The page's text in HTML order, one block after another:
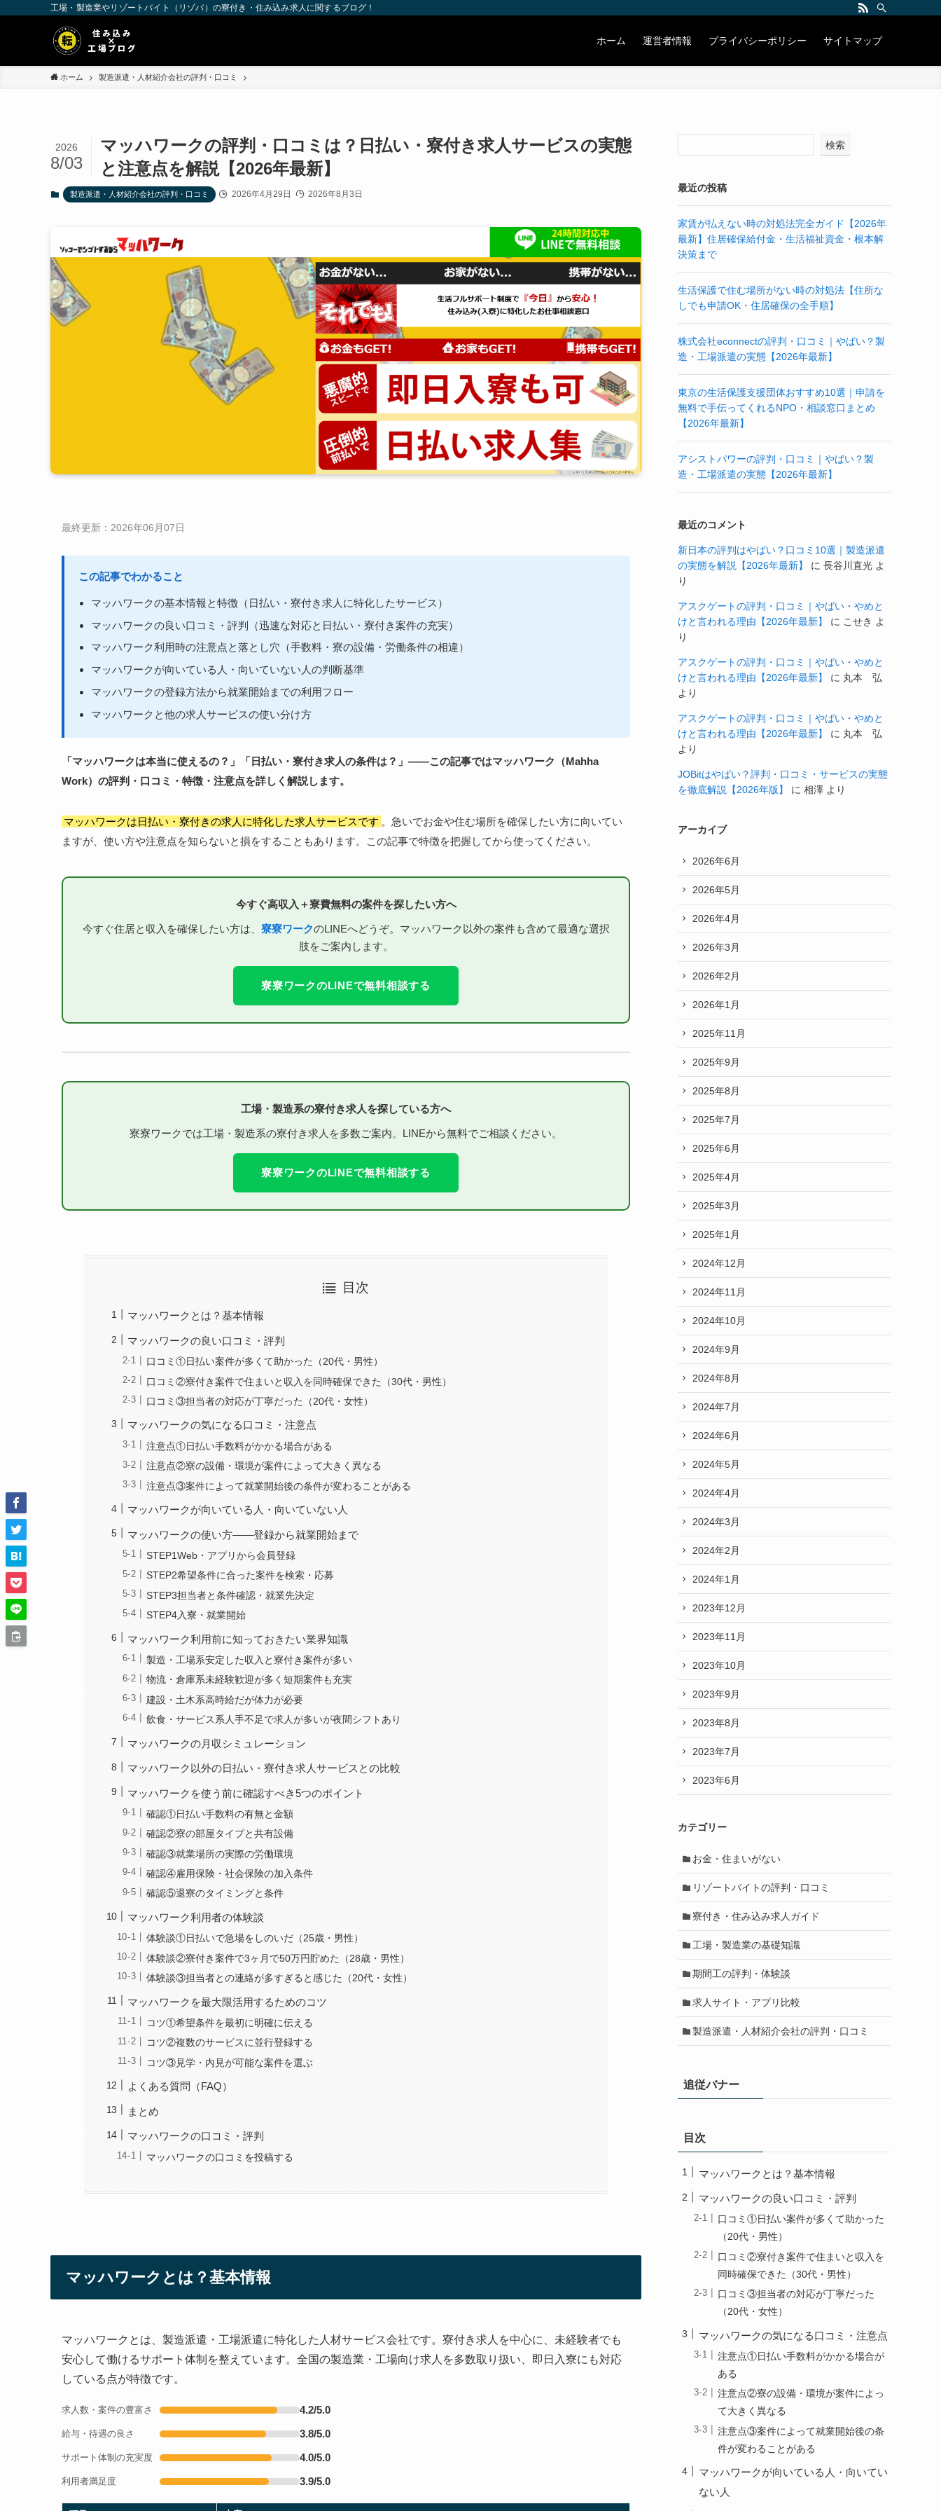
工場・製造業やリゾートバイト（リゾバ）の寮付き・住み込み求人に関するブログ！
ホーム 運営者情報 プライバシーポリシー サイトマップ
ホーム 製造派遣・人材紹介会社の評判・口コミ
マッハワークの評判・口コミは？日払い・寮付き求人サービスの実態
と注意点を解説【2026年最新】
2026
8/03
製造派遣・人材紹介会社の評判・口コミ 2026年4月29日 2026年8月3日
最終更新：2026年06月07日
この記事でわかること
マッハワークの基本情報と特徴（日払い・寮付き求人に特化したサービス）
マッハワークの良い口コミ・評判（迅速な対応と日払い・寮付き案件の充実）
マッハワーク利用時の注意点と落とし穴（手数料・寮の設備・労働条件の相違）
マッハワークが向いている人・向いていない人の判断基準
マッハワークの登録方法から就業開始までの利用フロー
マッハワークと他の求人サービスの使い分け方
「マッハワークは本当に使えるの？」「日払い・寮付き求人の条件は？」——この記事ではマッハワーク（Mahha
Work）の評判・口コミ・特徴・注意点を詳しく解説します。
マッハワークは日払い・寮付きの求人に特化した求人サービスです 。急いでお金や住む場所を確保したい方に向いてい
ますが、使い方や注意点を知らないと損をすることもあります。この記事で特徴を把握してから使ってください。
今すぐ高収入＋寮費無料の案件を探したい方へ
今すぐ住居と収入を確保したい方は、 寮寮ワークのLINEへどうぞ。マッハワーク以外の案件も含めて最適な選択
肢をご案内します。
寮寮ワークのLINEで無料相談する
工場・製造系の寮付き求人を探している方へ
寮寮ワークでは工場・製造系の寮付き求人を多数ご案内。LINEから無料でご相談ください。
寮寮ワークのLINEで無料相談する
目次
マッハワークとは？基本情報
マッハワークの良い口コミ・評判
口コミ①日払い案件が多くて助かった（20代・男性）
口コミ②寮付き案件で住まいと収入を同時確保できた（30代・男性）
口コミ③担当者の対応が丁寧だった（20代・女性）
マッハワークの気になる口コミ・注意点
注意点①日払い手数料がかかる場合がある
注意点②寮の設備・環境が案件によって大きく異なる
注意点③案件によって就業開始後の条件が変わることがある
マッハワークが向いている人・向いていない人
マッハワークの使い方——登録から就業開始まで
STEP1Web・アプリから会員登録
STEP2希望条件に合った案件を検索・応募
STEP3担当者と条件確認・就業先決定
STEP4入寮・就業開始
マッハワーク利用前に知っておきたい業界知識
製造・工場系安定した収入と寮付き案件が多い
物流・倉庫系未経験歓迎が多く短期案件も充実
建設・土木系高時給だが体力が必要
飲食・サービス系人手不足で求人が多いが夜間シフトあり
マッハワークの月収シミュレーション
マッハワーク以外の日払い・寮付き求人サービスとの比較
マッハワークを使う前に確認すべき5つのポイント
確認①日払い手数料の有無と金額
確認②寮の部屋タイプと共有設備
確認③就業場所の実際の労働環境
確認④雇用保険・社会保険の加入条件
確認⑤退寮のタイミングと条件
マッハワーク利用者の体験談
体験談①日払いで急場をしのいだ（25歳・男性）
体験談②寮付き案件で3ヶ月で50万円貯めた（28歳・男性）
体験談③担当者との連絡が多すぎると感じた（20代・女性）
マッハワークを最大限活用するためのコツ
コツ①希望条件を最初に明確に伝える
コツ②複数のサービスに並行登録する
コツ③見学・内見が可能な案件を選ぶ
よくある質問（FAQ）
まとめ
マッハワークの口コミ・評判
マッハワークの口コミを投稿する
マッハワークとは？基本情報
マッハワークとは、製造派遣・工場派遣に特化した人材サービス会社です。寮付き求人を中心に、未経験者でも
安心して働けるサポート体制を整えています。全国の製造業・工場向け求人を多数取り扱い、即日入寮にも対応
している点が特徴です。
求人数・案件の豊富さ 4.2/5.0
給与・待遇の良さ 3.8/5.0
サポート体制の充実度 4.0/5.0
利用者満足度 3.9/5.0
検索
最近の投稿
家賃が払えない時の対処法完全ガイド【2026年
最新】住居確保給付金・生活福祉資金・根本解
決策まで
生活保護で住む場所がない時の対処法【住所な
しでも申請OK・住居確保の全手順】
株式会社econnectの評判・口コミ｜やばい？製
造・工場派遣の実態【2026年最新】
東京の生活保護支援団体おすすめ10選｜申請を
無料で手伝ってくれるNPO・相談窓口まとめ
【2026年最新】
アシストパワーの評判・口コミ｜やばい？製
造・工場派遣の実態【2026年最新】
最近のコメント
新日本の評判はやばい？口コミ10選｜製造派遣
の実態を解説【2026年最新】
に 長谷川直光 よ
り
アスクゲートの評判・口コミ｜やばい・やめと
けと言われる理由【2026年最新】
に こせき よ
り
アスクゲートの評判・口コミ｜やばい・やめと
けと言われる理由【2026年最新】
に 丸本 弘
より
アスクゲートの評判・口コミ｜やばい・やめと
けと言われる理由【2026年最新】
に 丸本 弘
より
JOBitはやばい？評判・口コミ・サービスの実態
を徹底解説【2026年版】
に 相澤 より
アーカイブ
2026年6月
2026年5月
2026年4月
2026年3月
2026年2月
2026年1月
2025年11月
2025年9月
2025年8月
2025年7月
2025年6月
2025年4月
2025年3月
2025年1月
2024年12月
2024年11月
2024年10月
2024年9月
2024年8月
2024年7月
2024年6月
2024年5月
2024年4月
2024年3月
2024年2月
2024年1月
2023年12月
2023年11月
2023年10月
2023年9月
2023年8月
2023年7月
2023年6月
カテゴリー
お金・住まいがない
リゾートバイトの評判・口コミ
寮付き・住み込み求人ガイド
工場・製造業の基礎知識
期間工の評判・体験談
求人サイト・アプリ比較
製造派遣・人材紹介会社の評判・口コミ
追従バナー
目次
マッハワークとは？基本情報
マッハワークの良い口コミ・評判
口コミ①日払い案件が多くて助かった
（20代・男性）
口コミ②寮付き案件で住まいと収入を
同時確保できた（30代・男性）
口コミ③担当者の対応が丁寧だった
（20代・女性）
マッハワークの気になる口コミ・注意点
注意点①日払い手数料がかかる場合が
ある
注意点②寮の設備・環境が案件によっ
て大きく異なる
注意点③案件によって就業開始後の条
件が変わることがある
マッハワークが向いている人・向いてい
ない人